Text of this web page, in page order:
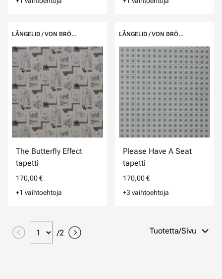
LÅNGELID / VON BRÖMSSEN
The Butterfly Effect
tapetti
170,00 €
+1 vaihtoehtoja
LÅNGELID / VON BRÖMSSEN
Please Have A Seat
tapetti
170,00 €
+3 vaihtoehtoja
/2 Tuotetta/Sivu